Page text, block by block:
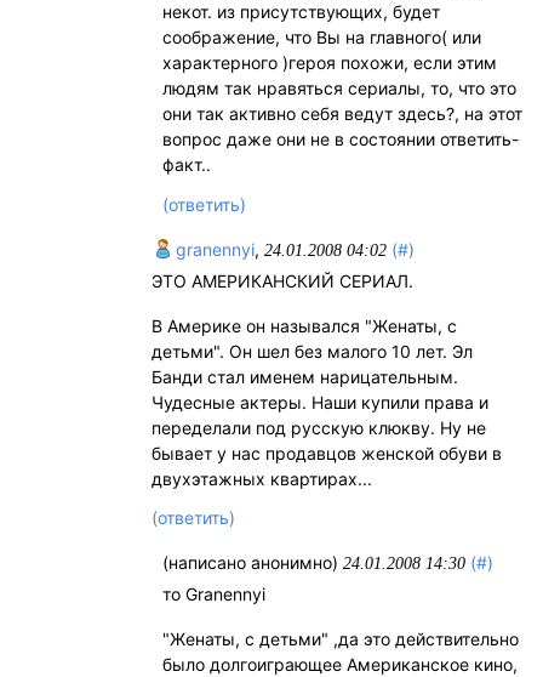
некот. из присутствующих, будет
соображение, что Вы на главного( или
характерного )героя похожи, если этим
людям так нравяться сериалы, то, что это
они так активно себя ведут здесь?, на этот
вопрос даже они не в состоянии ответить-
факт..
(ответить)
granennyi, 24.01.2008 04:02 (#)
ЭТО АМЕРИКАНСКИЙ СЕРИАЛ.
В Америке он назывался "Женаты, с
детьми". Он шел без малого 10 лет. Эл
Банди стал именем нарицательным.
Чудесные актеры. Наши купили права и
переделали под русскую клюкву. Ну не
бывает у нас продавцов женской обуви в
двухэтажных квартирах...
(ответить)
(написано анонимно) 24.01.2008 14:30 (#)
то Granennyi
"Женаты, с детьми" ,да это действительно
было долгоиграющее Американское кино,